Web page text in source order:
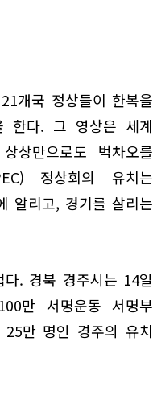
개국 정상들이 한복을
한다. 그 영상은 세계
상만으로도 벅차오를
정상회의 유치는
알리고, 경기를 살리는
. 경북 경주시는 14일
만 서명운동 서명부
만 명인 경주의 유치